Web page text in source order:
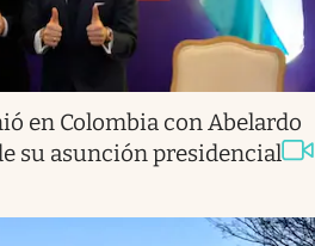
en Colombia con Abelardo
su asunción presidencial